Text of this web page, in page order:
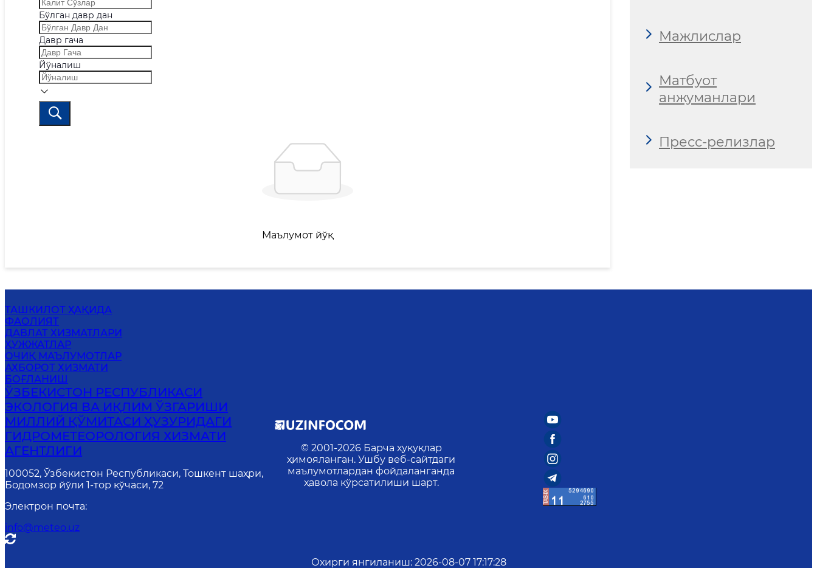
Бўлган давр дан
Давр гача
Йўналиш
Маълумот йўқ
Мажлислар
Матбуот
анжуманлари
Пресс-релизлар
ТАШКИЛОТ ҲАҚИДА
ФАОЛИЯТ
ДАВЛАТ ХИЗМАТЛАРИ
ҲУЖЖАТЛАР
ОЧИҚ МАЪЛУМОТЛАР
АХБОРОТ ХИЗМАТИ
БОҒЛАНИШ
ЎЗБЕКИСТОН РЕСПУБЛИКАСИ
ЭКОЛОГИЯ ВА ИҚЛИМ ЎЗГАРИШИ
МИЛЛИЙ ҚЎМИТАСИ ҲУЗУРИДАГИ
ГИДРОМЕТЕОРОЛОГИЯ ХИЗМАТИ
АГЕНТЛИГИ
100052, Ўзбекистон Республикаси, Тошкент шаҳри,
Бодомзор йўли 1-тор кўчаси, 72
Электрон почта:
info@meteo.uz
© 2001-2026 Барча ҳуқуқлар
ҳимояланган. Ушбу веб-сайтдаги
маълумотлардан фойдаланганда
ҳавола кўрсатилиши шарт.
Охирги янгиланиш: 2026-08-07 17:17:28